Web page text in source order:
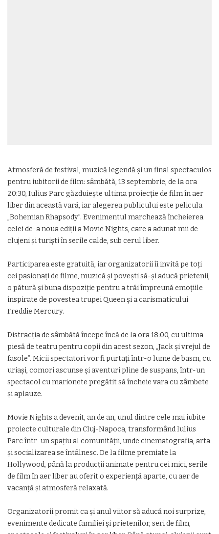
Atmosferă de festival, muzică legendă și un final spectaculos
pentru iubitorii de film: sâmbătă, 13 septembrie, de la ora
20:30, Iulius Parc găzduiește ultima proiecție de film în aer
liber din această vară, iar alegerea publicului este pelicula
„Bohemian Rhapsody”. Evenimentul marchează încheierea
celei de-a noua ediții a Movie Nights, care a adunat mii de
clujeni și turiști în serile calde, sub cerul liber.
Participarea este gratuită, iar organizatorii îi invită pe toți
cei pasionați de filme, muzică și povești să-și aducă prietenii,
o pătură și buna dispoziție pentru a trăi împreună emoțiile
inspirate de povestea trupei Queen și a carismaticului
Freddie Mercury.
Distracția de sâmbătă începe încă de la ora 18:00, cu ultima
piesă de teatru pentru copii din acest sezon, „Jack și vrejul de
fasole”. Micii spectatori vor fi purtați într-o lume de basm, cu
uriași, comori ascunse și aventuri pline de suspans, într-un
spectacol cu marionete pregătit să încheie vara cu zâmbete
și aplauze.
Movie Nights a devenit, an de an, unul dintre cele mai iubite
proiecte culturale din Cluj-Napoca, transformând Iulius
Parc într-un spațiu al comunității, unde cinematografia, arta
și socializarea se întâlnesc. De la filme premiate la
Hollywood, până la producții animate pentru cei mici, serile
de film în aer liber au oferit o experiență aparte, cu aer de
vacanță și atmosferă relaxată.
Organizatorii promit ca și anul viitor să aducă noi surprize,
evenimente dedicate familiei și prietenilor, seri de film,